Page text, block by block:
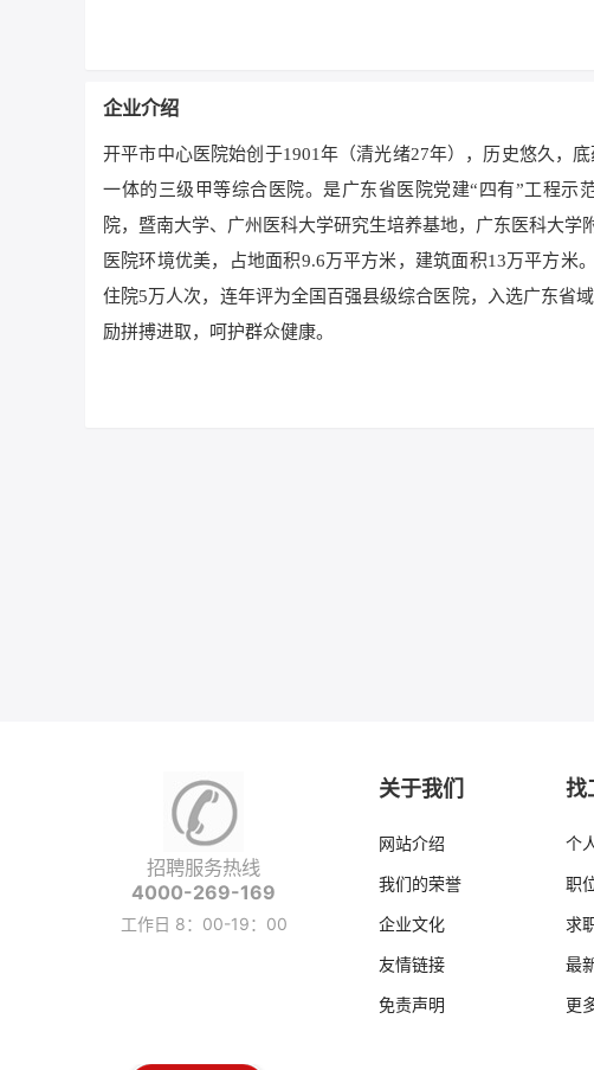
企业介绍
开平市中心医院始创于1901年（清光绪27年），历史悠久，
一体的三级甲等综合医院。是广东省医院党建“四有”工程
院，暨南大学、广州医科大学研究生培养基地，广东医科大学
医院环境优美，占地面积9.6万平方米，建筑面积13万平方米
住院5万人次，连年评为全国百强县级综合医院，入选广东省
励拼搏进取，呵护群众健康。
招聘服务热线
4000-269-169
工作日 8：00-19：00
关于我们
网站介绍
我们的荣誉
企业文化
友情链接
免责声明
找
个
职
求
最
更